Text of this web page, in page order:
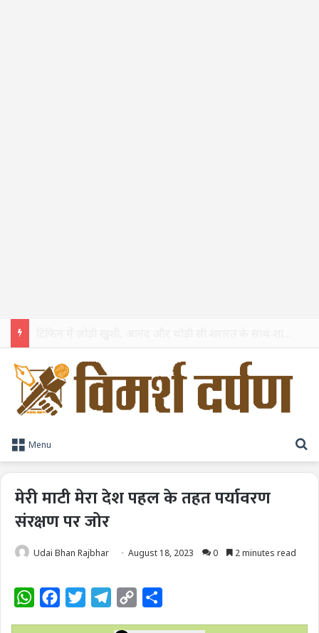
Menu
मेरी माटी मेरा देश पहल के तहत पर्यावरण
संरक्षण पर जोर
Udai Bhan Rajbhar August 18, 2023 0 2 minutes read
W